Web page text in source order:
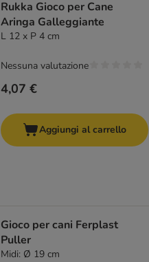
Rukka Gioco per Cane
Aringa Galleggiante
L 12 x P 4 cm
4,07 €
Nessuna valutazione
Aggiungi al carrello
Gioco per cani Ferplast
Puller
Midi: Ø 19 cm